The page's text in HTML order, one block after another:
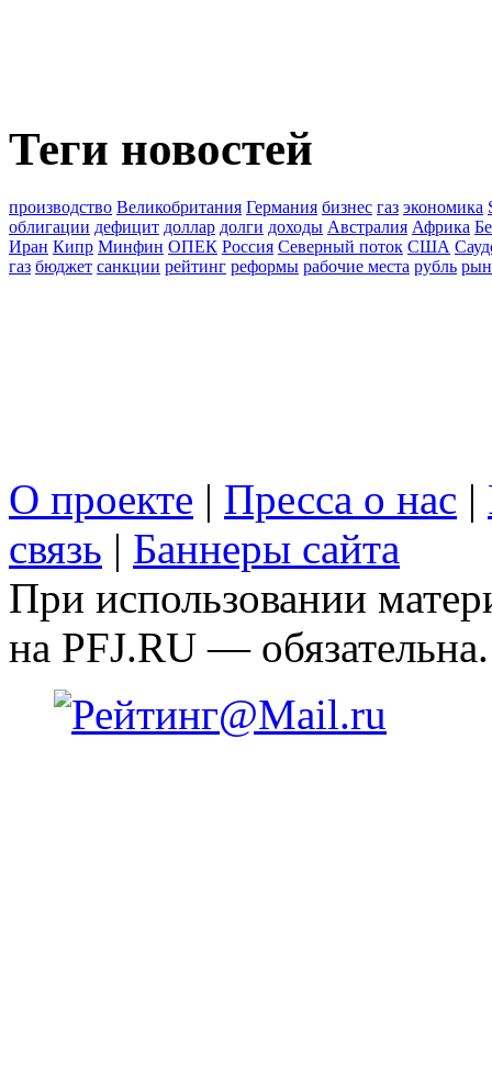
Теги новостей
производство Великобритания Германия бизнес газ экономика
облигации дефицит доллар долги доходы Австралия Африка
Иран Кипр Минфин ОПЕК Россия Северный поток США
газ бюджет санкции рейтинг реформы рабочие места рубль
О проекте | Пресса о нас |
связь | Баннеры сайта
При использовании
на PFJ.RU — обязательна.